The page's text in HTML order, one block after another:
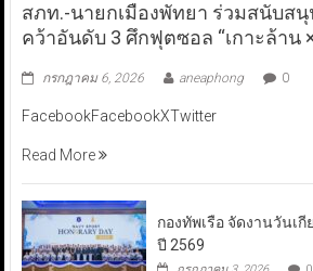
สภท.-นายกเมืองพัทยา ร่วมสนับสนุ
คว้าอันดับ 3 ศึกฟุตซอล “เกาะล้าน
กรกฎาคม 6, 2026 aneaphong 0
FacebookFacebookXTwitter
Read More
กองทัพเรือ จัดงานวันเ
ปี 2569